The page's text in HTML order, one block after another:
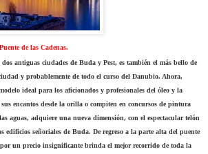
de las Cadenas.
antiguas ciudades de Buda y Pest, es también el más bello de
y probablemente de todo el curso del Danubio. Ahora,
ideal para los aficionados y profesionales del óleo y la
encantos desde la orilla o compiten en concursos de pintura
aguas, adquiere una nueva dimensión, con el espectacular telón
edificios señoriales de Buda. De regreso a la parte alta del puente
un precio insignificante brinda el mejor recorrido de toda la